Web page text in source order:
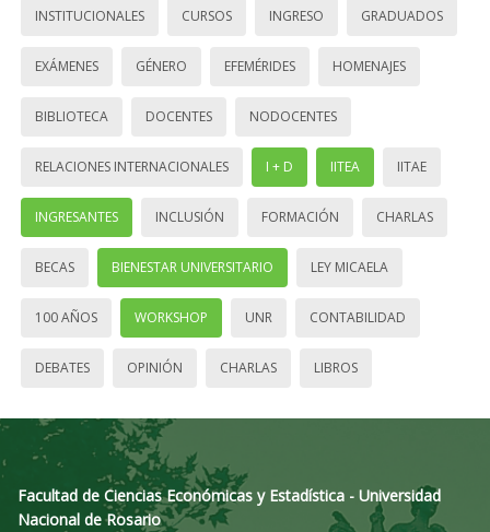
INSTITUCIONALES CURSOS INGRESO GRADUADOS
EXÁMENES GÉNERO EFEMÉRIDES HOMENAJES
BIBLIOTECA DOCENTES NODOCENTES
RELACIONES INTERNACIONALES I + D IITEA IITAE
INGRESANTES INCLUSIÓN FORMACIÓN CHARLAS
BECAS BIENESTAR UNIVERSITARIO LEY MICAELA
100 AÑOS WORKSHOP UNR CONTABILIDAD
DEBATES OPINIÓN CHARLAS LIBROS
Facultad de Ciencias Económicas y Estadística - Universidad
Nacional de Rosario